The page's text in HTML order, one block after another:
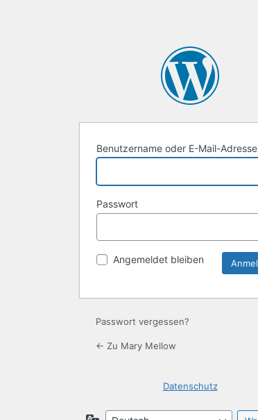
Benutzername oder E-Mail-Adresse
Passwort
Angemeldet bleiben
Passwort vergessen?
← Zu Mary Mellow
Datenschutz